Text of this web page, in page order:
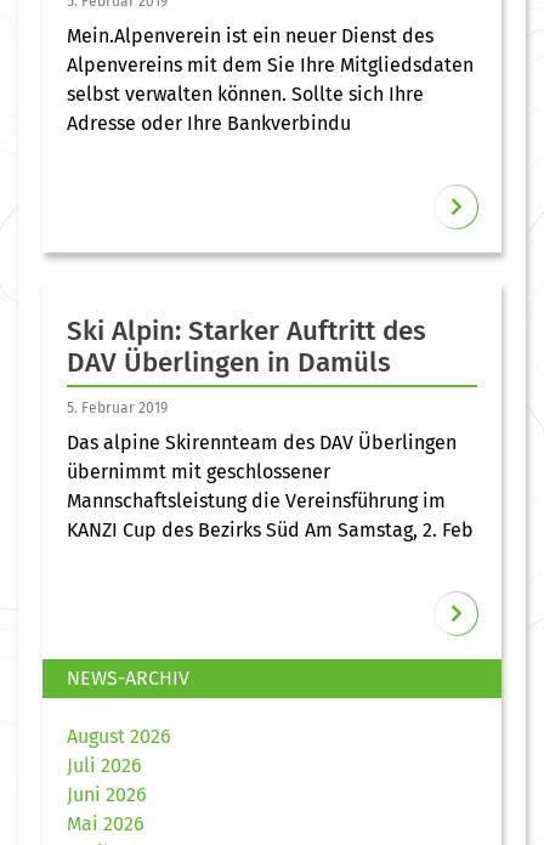
Mein.Alpenverein ist ein neuer Dienst des
Alpenvereins mit dem Sie Ihre Mitgliedsdaten
selbst verwalten können. Sollte sich Ihre
Adresse oder Ihre Bankverbindu
Ski Alpin: Starker Auftritt des
DAV Überlingen in Damüls
5. Februar 2019
Das alpine Skirennteam des DAV Überlingen
übernimmt mit geschlossener
Mannschaftsleistung die Vereinsführung im
KANZI Cup des Bezirks Süd Am Samstag, 2. Feb
NEWS-ARCHIV
August 2026
Juli 2026
Juni 2026
Mai 2026